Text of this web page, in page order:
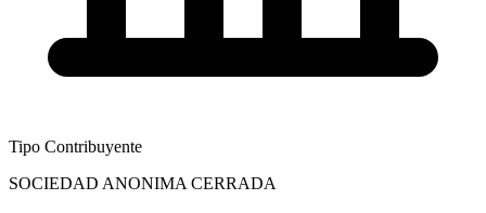
Tipo Contribuyente
SOCIEDAD ANONIMA CERRADA